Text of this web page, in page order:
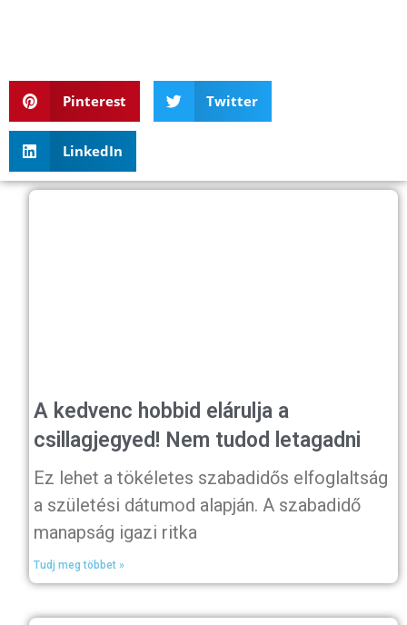
Pinterest Twitter
LinkedIn
A kedvenc hobbid elárulja a
csillagjegyed! Nem tudod letagadni
Ez lehet a tökéletes szabadidős elfoglaltság
a születési dátumod alapján. A szabadidő
manapság igazi ritka
Tudj meg többet »